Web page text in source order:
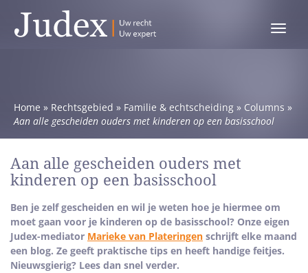
Toggle
Home » Rechtsgebied » Familie & echtscheiding » Columns »
Aan alle gescheiden ouders met kinderen op een basisschool
Aan alle gescheiden ouders met
kinderen op een basisschool
Ben je zelf gescheiden en wil je weten hoe je hiermee om
moet gaan voor je kinderen op de basisschool? Onze eigen
Judex-mediator Marieke van Plateringen schrijft elke maand
een blog. Ze geeft praktische tips en heeft handige feitjes.
Nieuwsgierig? Lees dan snel verder.